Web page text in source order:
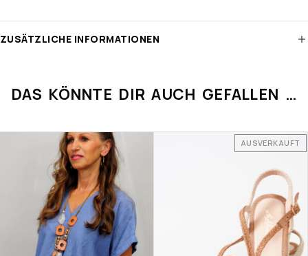
ZUSÄTZLICHE INFORMATIONEN
DAS KÖNNTE DIR AUCH GEFALLEN …
AUSVERKAUFT